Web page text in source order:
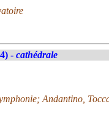
- cathédrale
Andantino,